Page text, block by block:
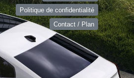
Politique de confidentialité
Contact / Plan